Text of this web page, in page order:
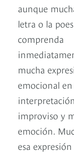
aunque
letra o la
comprenda
mucha
emocional en
improviso y
emoción.
esa